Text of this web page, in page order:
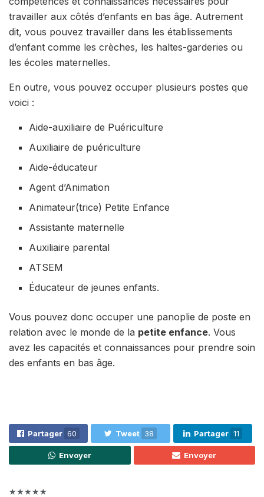
travailler aux côtés d’enfants en bas âge. Autrement
dit, vous pouvez travailler dans les établissements
d’enfant comme les crèches, les haltes-garderies ou
les écoles maternelles.
En outre, vous pouvez occuper plusieurs postes que
voici :
Aide-auxiliaire de Puériculture
Auxiliaire de puériculture
Aide-éducateur
Agent d’Animation
Animateur(trice) Petite Enfance
Assistante maternelle
Auxiliaire parental
ATSEM
Éducateur de jeunes enfants.
Vous pouvez donc occuper une panoplie de poste en
relation avec le monde de la petite enfance. Vous
avez les capacités et connaissances pour prendre soin
des enfants en bas âge.
Partager 60 Tweet 38 Partager 11
Envoyer Envoyer
★★★★★